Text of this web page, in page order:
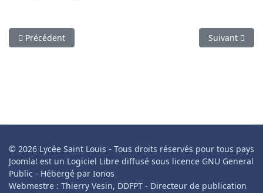
Article précédent : Mobilité enseignante au Danemark -
Précédent Article
Suivant
© 2026 Lycée Saint Louis - Tous droits réservés pour tous pays
Joomla! est un Logiciel Libre diffusé sous licence GNU General
Public - Hébergé par Ionos
Webmestre : Thierry Vesin, DDFPT - Directeur de publication